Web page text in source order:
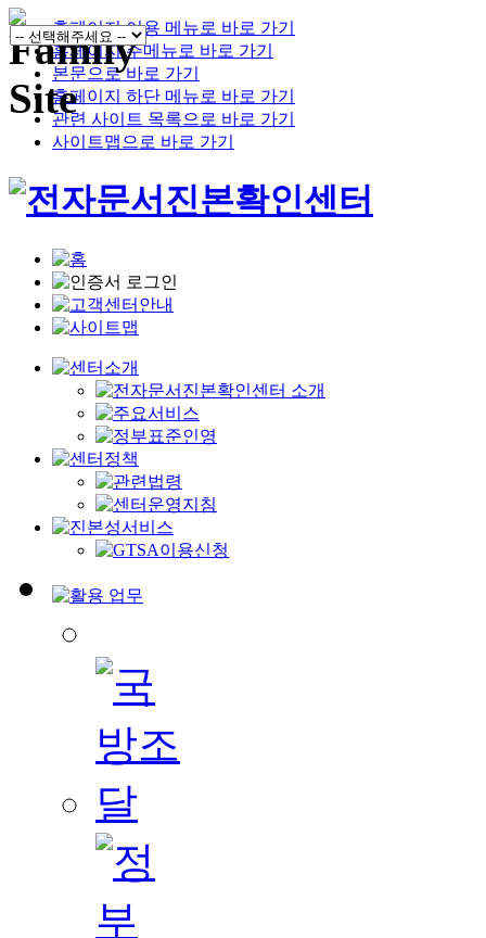
홈페이지 이용 메뉴로 바로 가기
홈페이지 주메뉴로 바로 가기
본문으로 바로 가기
홈페이지 하단 메뉴로 바로 가기
관련 사이트 목록으로 바로 가기
사이트맵으로 바로 가기